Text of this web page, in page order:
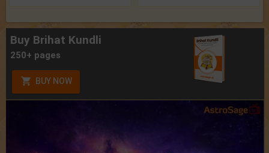
Buy Brihat Kundli
250+ pages
BUY NOW